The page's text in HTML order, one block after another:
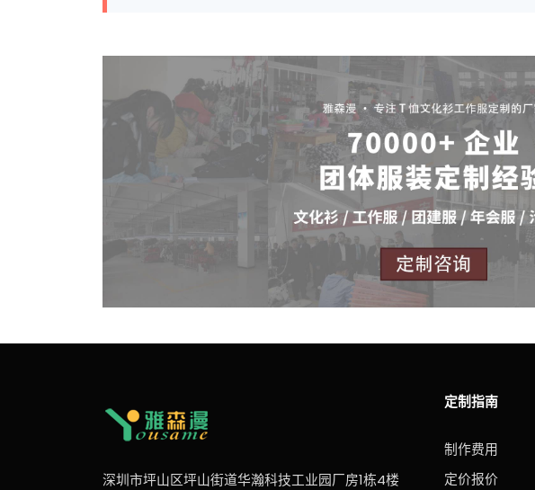
深圳市坪山区坪山街道华瀚科技工业园厂房1栋4楼
定制指南
制作费用
定价报价